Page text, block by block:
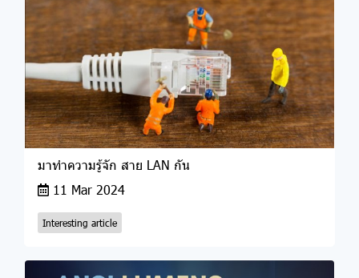
มาทำความรู้จัก สาย LAN กัน
11 Mar 2024
Interesting article